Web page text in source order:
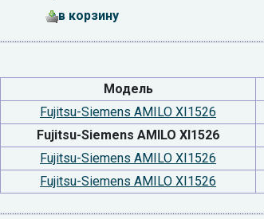
в корзину
Модель
Fujitsu-Siemens AMILO XI1526
Fujitsu-Siemens AMILO XI1526
Fujitsu-Siemens AMILO XI1526
Fujitsu-Siemens AMILO XI1526